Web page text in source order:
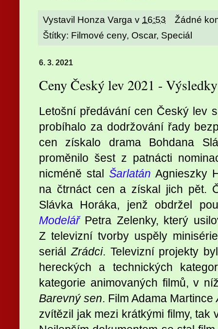
Vystavil Honza Varga v 16:53
Žádné
Štítky: Filmové ceny, Oscar, Speciál
6. 3. 2021
Ceny Český lev 2021 - Výsledky
Letošní předávání cen Český lev
probíhalo za dodržování řady
cen získalo drama Bohdana
proměnilo šest z patnácti
nicméně stal Šarlatán Agnieszky
na čtrnáct cen a získal jich pět.
Slávka Horáka, jenž obdržel
ModelářPetra Zelenky, který
Z televizní tvorby uspěly
seriálZrádci. Televizní projekty
hereckých a technických
kategorie animovaných filmů, v
Barevný sen. Film Adama Martince
zvítězil jak mezi krátkými filmy, tak